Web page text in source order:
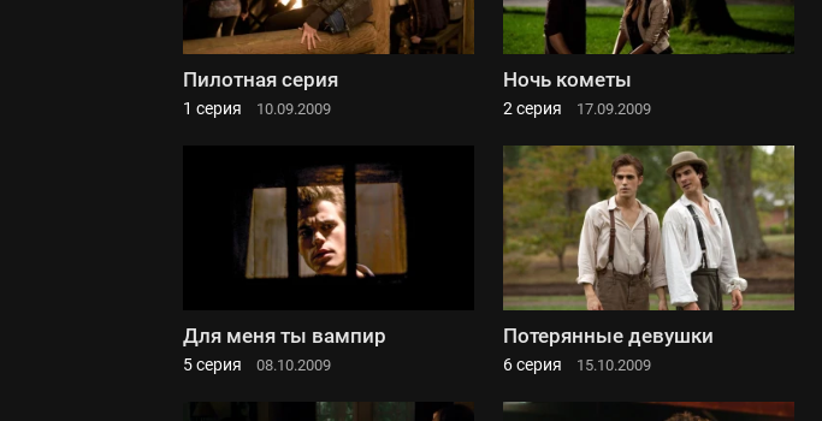
Пилотная серия
1 серия 10.09.2009
Ночь кометы
2 серия 17.09.2009
Для меня ты вампир
5 серия 08.10.2009
Потерянные девушки
6 серия 15.10.2009